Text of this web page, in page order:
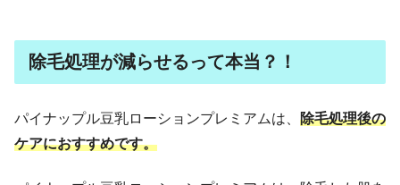
除毛処理が減らせるって本当？！
パイナップル豆乳ローションプレミアムは、 除毛処理後の
ケアにおすすめです。